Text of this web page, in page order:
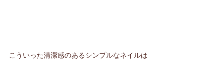
こういった清潔感のあるシンプルなネイルは